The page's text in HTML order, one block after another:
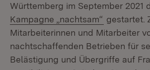
Württemberg im September 2021
Kampagne „nachtsam“ (Öffnet in
gestartet.
Mitarbeiterinnen und Mitarbeiter
nachtschaffenden Betrieben für
Belästigung und Übergriffe auf